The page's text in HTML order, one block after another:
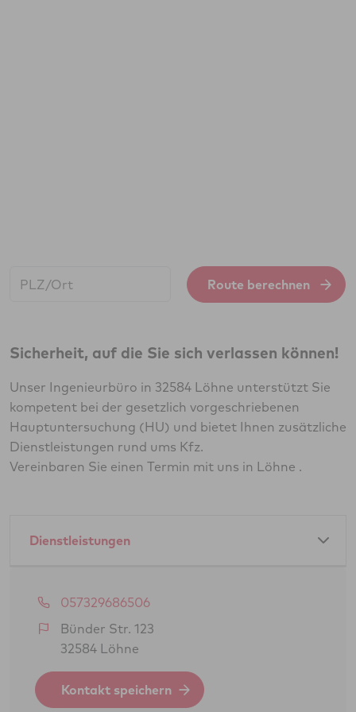
Route berechnen
Sicherheit, auf die Sie sich verlassen können!
Unser Ingenieurbüro in 32584 Löhne unterstützt Sie
kompetent bei der gesetzlich vorgeschriebenen
Hauptuntersuchung (HU) und bietet Ihnen zusätzliche
Dienstleistungen rund ums Kfz.
Vereinbaren Sie einen Termin mit uns in Löhne .
Dienstleistungen
Amtliche Dienstleistungen als GTÜ-Partner:
Hauptuntersuchung Pkw
Änderungsabnahme gem. § 19 (3) StVZO
Gasprüfung Fahrzeugantrieb (GSP/GAP)
BOKraft-Prüfung (Personenbeförderung)
057329686506
Bünder Str. 123
32584 Löhne
Kontakt speichern